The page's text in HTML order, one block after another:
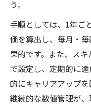
体例
未来を切り
は
う。
手順としては、1年ご
価を算出し、毎月・
果的です。また、ス
で設定し、定期的に
的にキャリアアップ
継続的な数値管理が